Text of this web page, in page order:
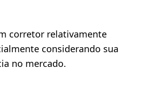
corretor relativamente
considerando sua
no mercado.